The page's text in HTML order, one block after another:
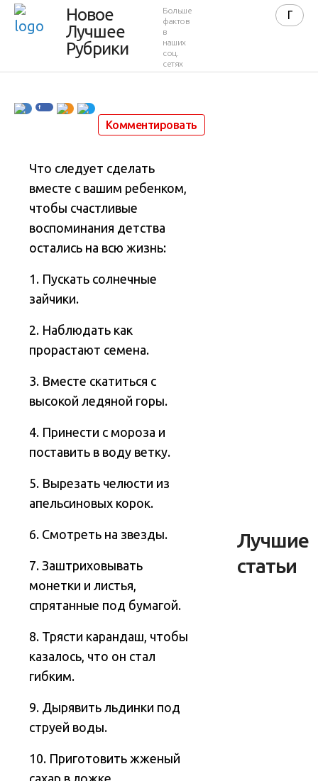
Новое
Лучшее
Рубрики
Больше
фактов
в
наших
соц.
сетях
детства
180
64 712
25 ноября 2011 в 00:20
Комментировать
Что следует сделать
вместе с вашим ребенком,
чтобы счастливые
воспоминания детства
остались на всю жизнь:
1. Пускать солнечные
зайчики.
2. Наблюдать как
прорастают семена.
3. Вместе скатиться с
высокой ледяной горы.
4. Принести с мороза и
поставить в воду ветку.
5. Вырезать челюсти из
апельсиновых корок.
6. Смотреть на звезды.
7. Заштриховывать
монетки и листья,
спрятанные под бумагой.
8. Трясти карандаш, чтобы
казалось, что он стал
гибким.
9. Дырявить льдинки под
струей воды.
10. Приготовить жженый
Лучшие
статьи